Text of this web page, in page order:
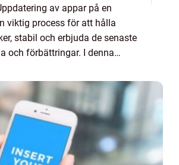
av appar på en
viktig process för att hålla
stabil och erbjuda de senaste
och förbättringar. I denna
presentation av uppdatering av